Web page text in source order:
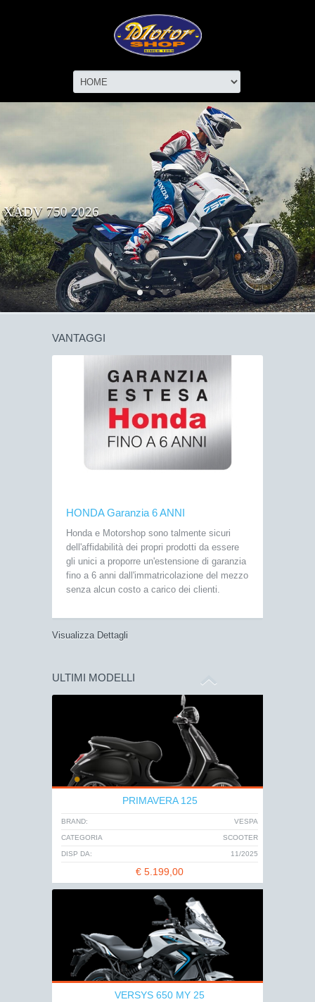
XADV 750 2026
VANTAGGI
HONDA Garanzia 6 ANNI
Honda e Motorshop sono talmente sicuri
dell'affidabilità dei propri prodotti da essere
gli unici a proporre un'estensione di garanzia
fino a 6 anni dall'immatricolazione del mezzo
senza alcun costo a carico dei clienti.
Visualizza Dettagli
ULTIMI MODELLI
PRIMAVERA 125
BRAND: VESPA
CATEGORIA SCOOTER
DISP DA: 11/2025
€ 5.199,00
VERSYS 650 MY 25